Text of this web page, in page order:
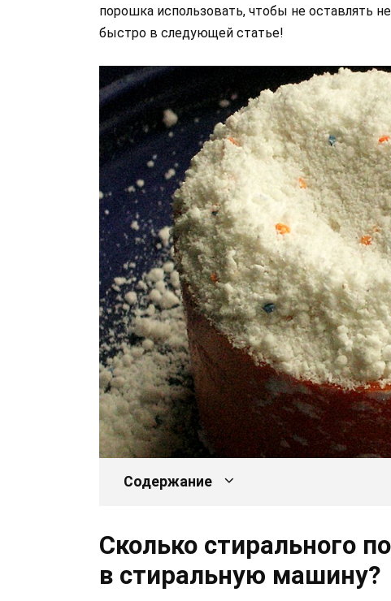
порошка использовать, чтобы не оставлять
быстро в следующей статье!
Содержание
Сколько стирального
в стиральную машину?